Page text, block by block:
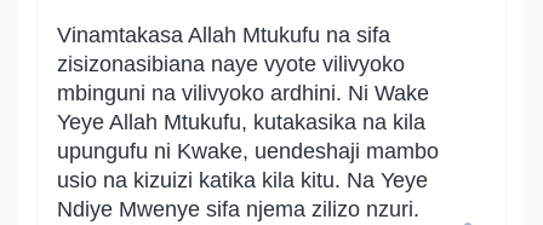
Vinamtakasa Allah Mtukufu na sifa
zisizonasibiana naye vyote vilivyoko
mbinguni na vilivyoko ardhini. Ni Wake
Yeye Allah Mtukufu, kutakasika na kila
upungufu ni Kwake, uendeshaji mambo
usio na kizuizi katika kila kitu. Na Yeye
Ndiye Mwenye sifa njema zilizo nzuri.